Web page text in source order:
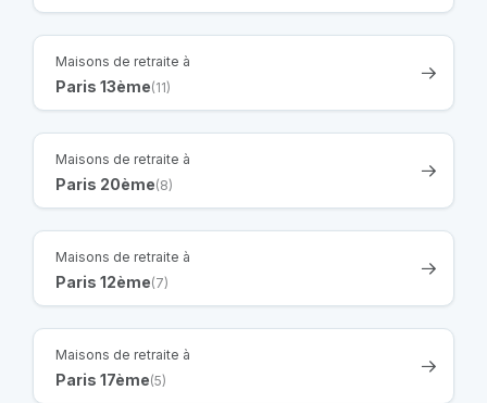
Maisons de retraite à
Paris 13ème(11)
Maisons de retraite à
Paris 20ème(8)
Maisons de retraite à
Paris 12ème(7)
Maisons de retraite à
Paris 17ème(5)